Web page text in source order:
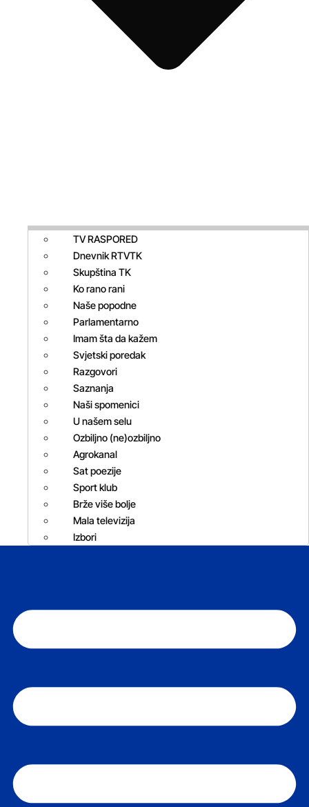
TV RASPORED
Dnevnik RTVTK
Skupština TK
Ko rano rani
Naše popodne
Parlamentarno
Imam šta da kažem
Svjetski poredak
Razgovori
Saznanja
Naši spomenici
U našem selu
Ozbiljno (ne)ozbiljno
Agrokanal
Sat poezije
Sport klub
Brže više bolje
Mala televizija
Izbori